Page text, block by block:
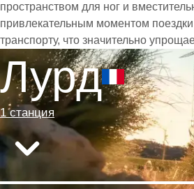
пространством для ног и
привлекательным моментом
транспорту, что значительно
Лурд
1 станция